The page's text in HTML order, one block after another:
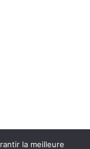
la meilleure